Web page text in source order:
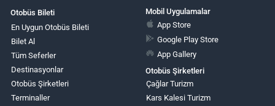
Otobüs Bileti
En Uygun Otobüs Bileti
Bilet Al
Tüm Seferler
Destinasyonlar
Otobüs Şirketleri
Terminaller
Mobil Uygulamalar
App Store
Google Play Store
App Gallery
Otobüs Şirketleri
Çağlar Turizm
Kars Kalesi Turizm